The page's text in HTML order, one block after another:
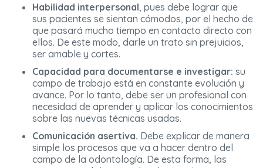
Habilidad interpersonal, pues debe lograr que
sus pacientes se sientan cómodos, por el hecho de
que pasará mucho tiempo en contacto directo con
ellos. De este modo, darle un trato sin prejuicios,
ser amable y cortes.
Capacidad para documentarse e investigar: su
campo de trabajo está en constante evolución y
avance. Por lo tanto, debe ser un profesional con
necesidad de aprender y aplicar los conocimientos
sobre las nuevas técnicas usadas.
Comunicación asertiva. Debe explicar de manera
simple los procesos que va a hacer dentro del
campo de la odontología. De esta forma, las